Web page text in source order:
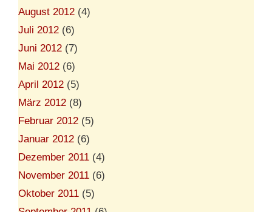
August 2012 (4)
Juli 2012 (6)
Juni 2012 (7)
Mai 2012 (6)
April 2012 (5)
März 2012 (8)
Februar 2012 (5)
Januar 2012 (6)
Dezember 2011 (4)
November 2011 (6)
Oktober 2011 (5)